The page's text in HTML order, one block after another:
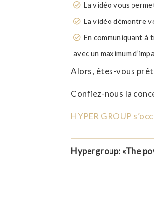
La vidéo vous
La vidéo démontre
En communiquant
avec un maximum
Alors, êtes-vous prêt
Confiez-nous la
HYPER GROUP
Hypergroup: «The